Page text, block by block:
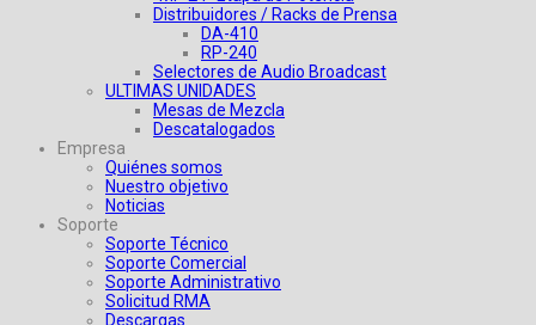
Distribuidores / Racks de Prensa
DA-410
RP-240
Selectores de Audio Broadcast
ULTIMAS UNIDADES
Mesas de Mezcla
Descatalogados
Empresa
Quiénes somos
Nuestro objetivo
Noticias
Soporte
Soporte Técnico
Soporte Comercial
Soporte Administrativo
Solicitud RMA
Descargas